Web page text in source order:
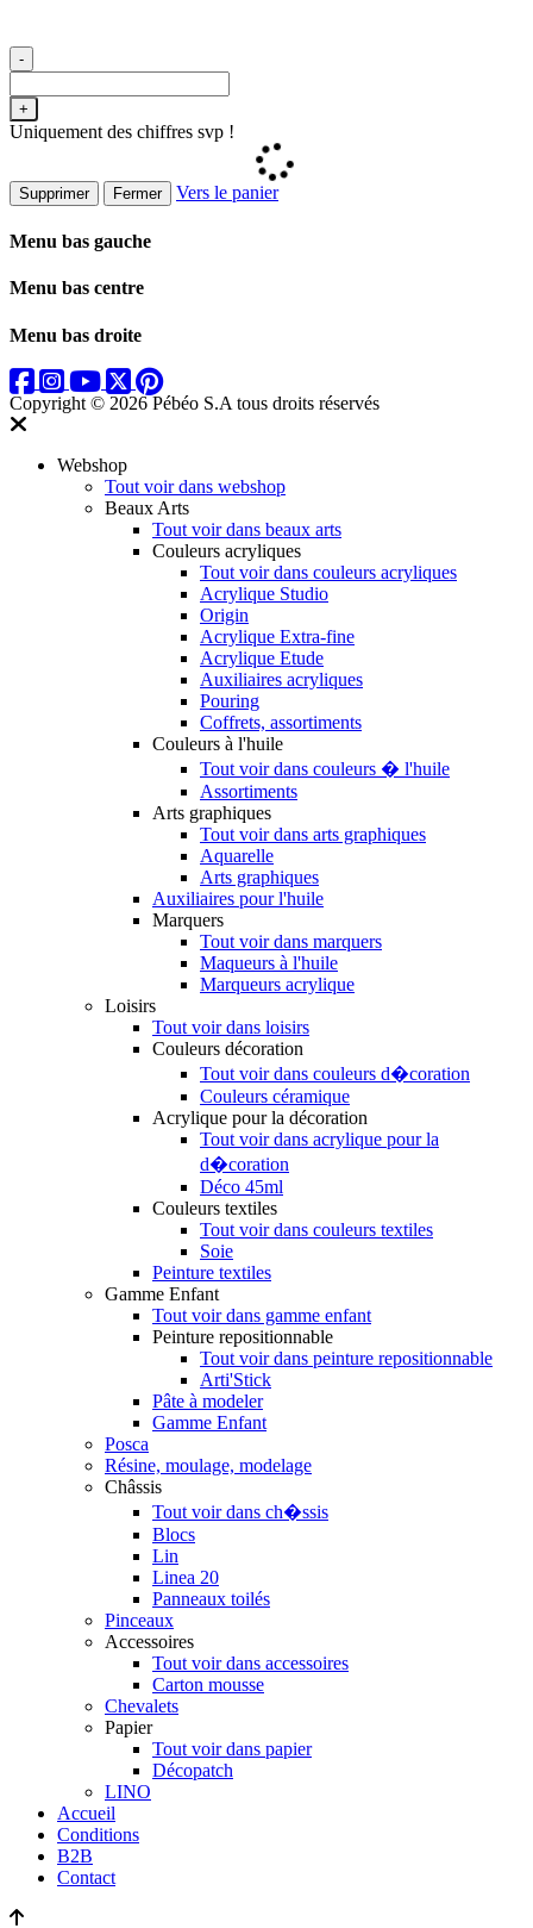
-
+
Uniquement des chiffres svp !
Supprimer Fermer Vers le panier
Menu bas gauche
Menu bas centre
Menu bas droite
Copyright © 2026 Pébéo S.A tous droits réservés
Webshop
Tout voir dans webshop
Beaux Arts
Tout voir dans beaux arts
Couleurs acryliques
Tout voir dans couleurs acryliques
Acrylique Studio
Origin
Acrylique Extra-fine
Acrylique Etude
Auxiliaires acryliques
Pouring
Coffrets, assortiments
Couleurs à l'huile
Tout voir dans couleurs � l'huile
Assortiments
Arts graphiques
Tout voir dans arts graphiques
Aquarelle
Arts graphiques
Auxiliaires pour l'huile
Marquers
Tout voir dans marquers
Maqueurs à l'huile
Marqueurs acrylique
Loisirs
Tout voir dans loisirs
Couleurs décoration
Tout voir dans couleurs d�coration
Couleurs céramique
Acrylique pour la décoration
Tout voir dans acrylique pour la
d�coration
Déco 45ml
Couleurs textiles
Tout voir dans couleurs textiles
Soie
Peinture textiles
Gamme Enfant
Tout voir dans gamme enfant
Peinture repositionnable
Tout voir dans peinture repositionnable
Arti'Stick
Pâte à modeler
Gamme Enfant
Posca
Résine, moulage, modelage
Châssis
Tout voir dans ch�ssis
Blocs
Lin
Linea 20
Panneaux toilés
Pinceaux
Accessoires
Tout voir dans accessoires
Carton mousse
Chevalets
Papier
Tout voir dans papier
Décopatch
LINO
Accueil
Conditions
B2B
Contact